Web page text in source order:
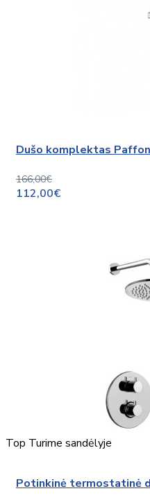
Dušo komplektas
166,00€
112,00€
Top Turime sandėlyje
Potinkinė termostatinė